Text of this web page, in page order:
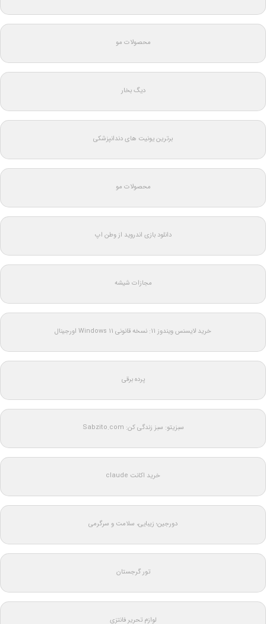
محصولات مو
دیگ بخار
برترین یونیت های دندانپزشکی
محصولات مو
دانلود بازی اندروید از وطن اپ
مجازات شیشه
خرید لایسنس ویندوز 11: نسخه قانونی Windows 11 اورجینال
پرده برقی
سبزیتو: سبز زندگی کن: Sabzito.com
خرید اکانت claude
دورجین؛ زیبایی، سلامت و سرگرمی
تور گرجستان
لوازم تحریر فانتزی